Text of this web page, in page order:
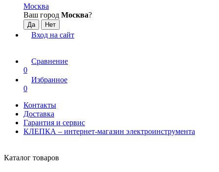
Москва
Ваш город Москва?
Вход на сайт
Сравнение
0
Избранное
0
Контакты
Доставка
Гарантия и сервис
КЛЕПКА – интернет-магазин электроинструмента
Каталог товаров